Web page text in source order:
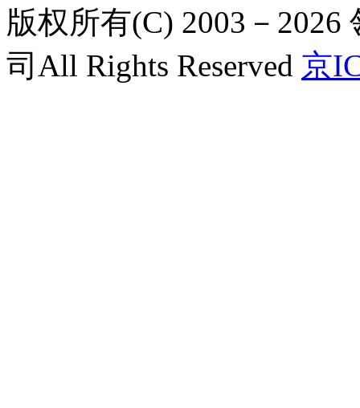
版权所有(C) 2003－
司All Rights Reserved 京